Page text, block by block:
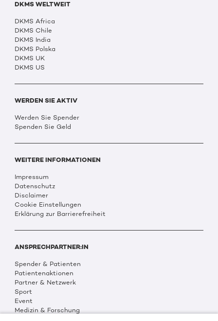
DKMS WELTWEIT
DKMS Africa
DKMS Chile
DKMS India
DKMS Polska
DKMS UK
DKMS US
WERDEN SIE AKTIV
Werden Sie Spender
Spenden Sie Geld
WEITERE INFORMATIONEN
Impressum
Datenschutz
Disclaimer
Cookie Einstellungen
Erklärung zur Barrierefreiheit
ANSPRECHPARTNER:IN
Spender & Patienten
Patientenaktionen
Partner & Netzwerk
Sport
Event
Medizin & Forschung